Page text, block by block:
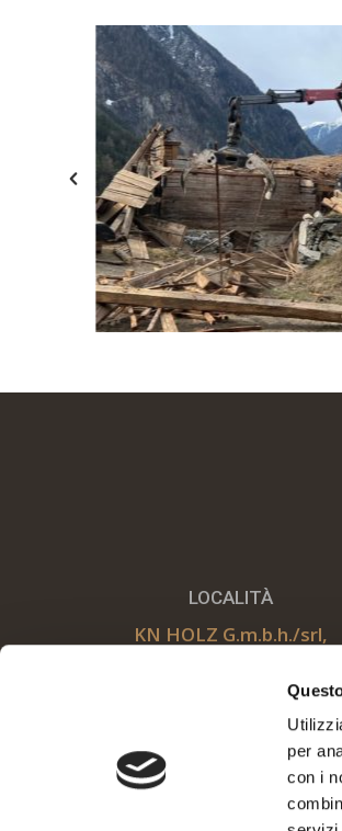
per
con i
LOCALITÀ
KN HOLZ G.m.b.h./srl,
39034, Dobbiaco